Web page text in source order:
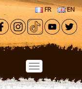
principal
FR EN